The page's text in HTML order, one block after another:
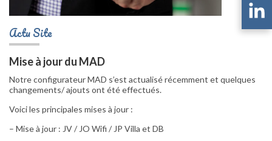
Actu Site
Mise à jour du MAD
Notre configurateur MAD s’est actualisé récemment et quelques
changements/ ajouts ont été effectués.
Voici les principales mises à jour :
– Mise à jour : JV / JO Wifi / JP Villa et DB